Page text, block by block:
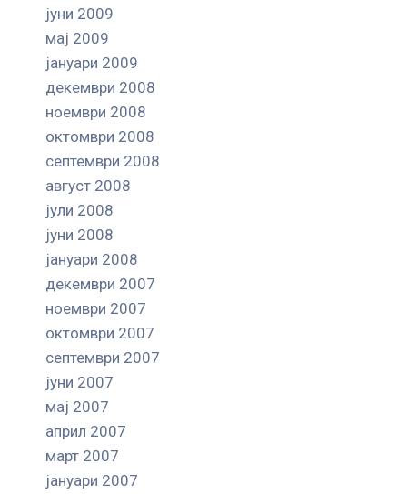
јуни 2009
мај 2009
јануари 2009
декември 2008
ноември 2008
октомври 2008
септември 2008
август 2008
јули 2008
јуни 2008
јануари 2008
декември 2007
ноември 2007
октомври 2007
септември 2007
јуни 2007
мај 2007
април 2007
март 2007
јануари 2007